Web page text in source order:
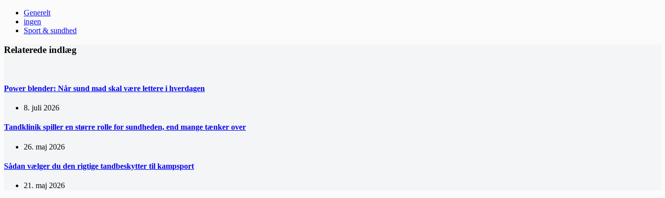
Generelt
ingen
Sport & sundhed
Relaterede indlæg
Power blender: Når sund mad skal være lettere i hverdagen
8. juli 2026
Tandklinik spiller en større rolle for sundheden, end mange tænker over
26. maj 2026
Sådan vælger du den rigtige tandbeskytter til kampsport
21. maj 2026